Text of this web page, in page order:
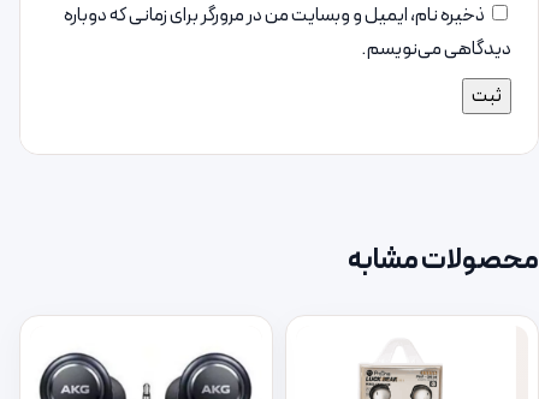
ذخیره نام، ایمیل و وبسایت من در مرورگر برای زمانی که دوباره
دیدگاهی می‌نویسم.
محصولات مشابه